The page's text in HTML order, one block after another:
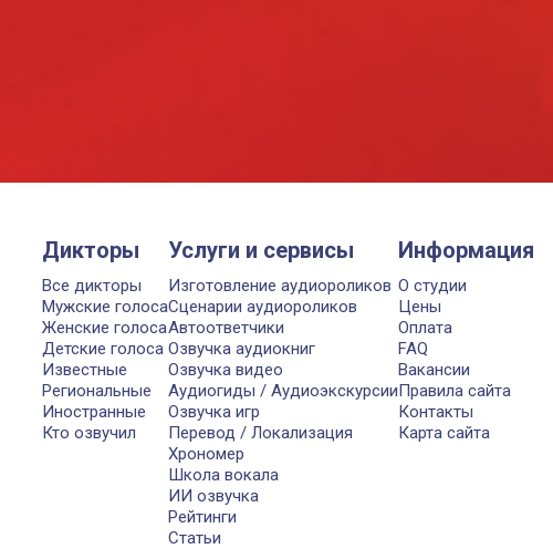
Дикторы
Все дикторы
Мужские голоса
Женские голоса
Детские голоса
Известные
Региональные
Иностранные
Кто озвучил
Услуги и сервисы
Изготовление аудиороликов
Сценарии аудиороликов
Автоответчики
Озвучка аудиокниг
Озвучка видео
Аудиогиды / Аудиоэкскурсии
Озвучка игр
Перевод / Локализация
Хрономер
Школа вокала
ИИ озвучка
Рейтинги
Статьи
Информация
О студии
Цены
Оплата
FAQ
Вакансии
Правила сайта
Контакты
Карта сайта